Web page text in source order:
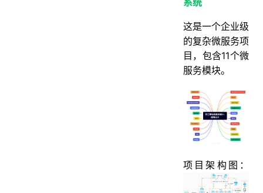
系统
这是一个企业级
的复杂微服务项
目，包含11个微
服务模块。
项目架构图：